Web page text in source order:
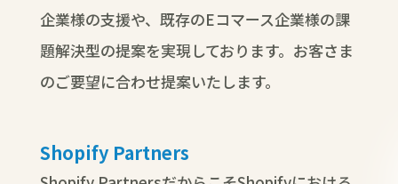
企業様の支援や、既存のEコマース企業様の課
題解決型の提案を実現しております。お客さま
のご要望に合わせ提案いたします。
Shopify Partners